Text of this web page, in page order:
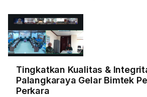
Tingkatkan Kualitas &
Palangkaraya Gelar Bimtek
Perkara